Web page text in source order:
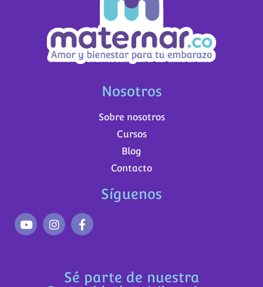
Nosotros
Sobre nosotros
Cursos
Blog
Contacto
Síguenos
Sé parte de nuestra